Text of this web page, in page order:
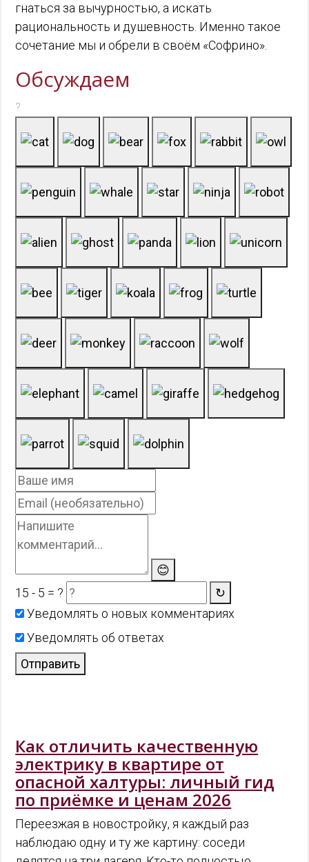
гнаться за вычурностью, а искать
рациональность и душевность. Именно такое
сочетание мы и обрели в своём «Софрино».
Обсуждаем
?
😊
15 - 5 = ?
↻
Уведомлять о новых комментариях
Уведомлять об ответах
Отправить
Как отличить качественную
электрику в квартире от
опасной халтуры: личный гид
по приёмке и ценам 2026
Переезжая в новостройку, я каждый раз
наблюдаю одну и ту же картину: соседи